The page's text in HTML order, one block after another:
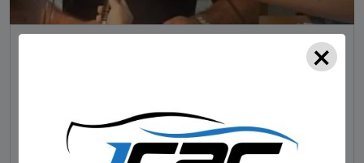
em bar morre em confronto com a polícia em SC
29/01/2023
×